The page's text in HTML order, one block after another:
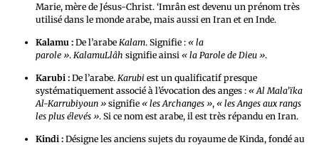
Marie, mère de Jésus-Christ. ‘Imrân est devenu un prénom très
utilisé dans le monde arabe, mais aussi en Iran et en Inde.
Kalamu : De l’arabe Kalam. Signifie : « la
parole ». KalamuLlâh signifie ainsi « la Parole de Dieu ».
Karubi : De l’arabe. Karubi est un qualificatif presque
systématiquement associé à l’évocation des anges : « Al Mala’ïka
Al-Karrubiyoun » signifie « les Archanges », « les Anges aux rangs
les plus élevés ». Si ce nom est arabe, il est très répandu en Iran.
Kindi : Désigne les anciens sujets du royaume de Kinda, fondé au